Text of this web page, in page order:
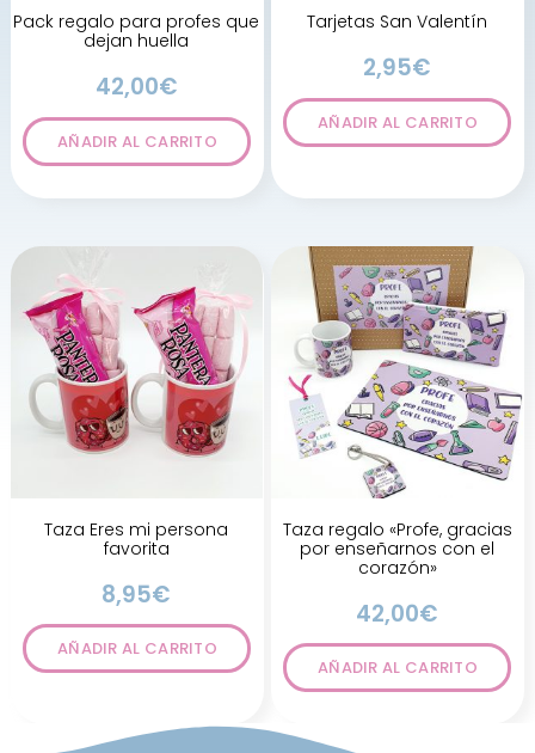
Pack regalo para profes que
dejan huella
42,00€
AÑADIR AL CARRITO
Tarjetas San Valentín
2,95€
AÑADIR AL CARRITO
Taza Eres mi persona
favorita
8,95€
AÑADIR AL CARRITO
Taza regalo «Profe, gracias
por enseñarnos con el
corazón»
42,00€
AÑADIR AL CARRITO